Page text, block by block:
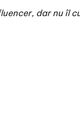
dar nu îl